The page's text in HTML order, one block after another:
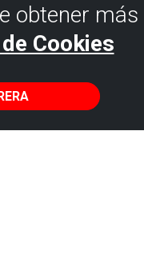
obtener
Cookies